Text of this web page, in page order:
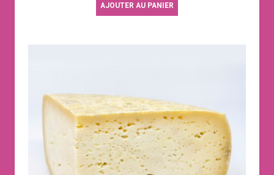
AJOUTER AU PANIER